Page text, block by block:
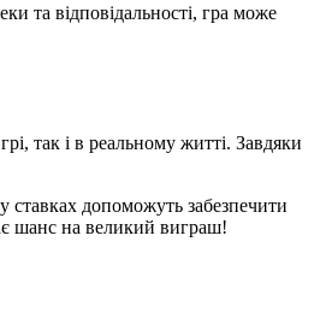
та відповідальності, гра може
так і в реальному житті. Завдяки
ставках допоможуть забезпечити
шанс на великий виграш!